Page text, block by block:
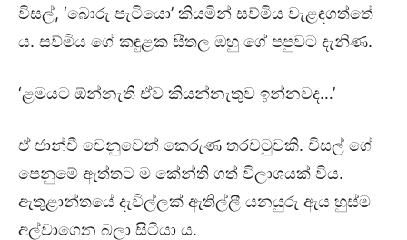
විසල්, ‘බොරු පැටියො’ කියමින් සව්මිය වැළඳගත්තේ
ය. සව්මිය ගේ කඳුළක සීතල ඔහු ගේ පපුවට දැනිණ.
‘ළමයට ඕන්නැති ඒව කියන්නැතුව ඉන්නවද…’
ඒ ජාන්වී වෙනුවෙන් කෙරුණ තරවටුවකි. විසල් ගේ
පෙනුමේ ඇත්තට ම කේන්ති ගත් විලාශයක් විය.
ඇතුළාන්තයේ දැවිල්ලක් ඇතිල්ලී යනයුරු ඇය හුස්ම
අල්වාගෙන බලා සිටියා ය.